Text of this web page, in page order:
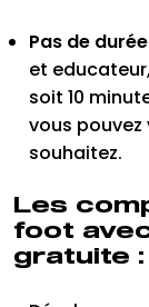
Pas de
et
soit 10
vous
souhaitez.
Les
foot
gratuite :